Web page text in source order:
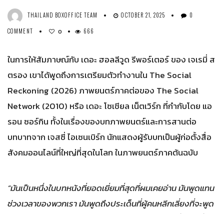
THAILAND BOXOFFICE TEAM OCTOBER 21, 2025
0
COMMENT
0 666
ในการให้สัมภาษณ์กับ เดอะ ฮอลลีวูด รีพอร์เตอร์ ของ เจเรมี่ ส
ตรอง เขาได้พูดถึงการเตรียมตัวทำงานใน The Social
Reckoning (2026) ภาพยนตร์ภาคต่อของ The Social
Network (2010) หรือ เดอะ โซเชียล เน็ตเวิร์ก ที่กำกับโดย แอ
รอน ซอร์กิน ทั้งในเรื่องของบทภาพยนตร์และการสานต่อ
บทบาทจาก เจสซี่ ไอเซนเบิร์ก นักแสดงผู้รับบทเป็นผู้ก่อตั้งสื่อ
สังคมออนไลน์ที่ใหญ่ที่สุดในโลก ในภาพยนตร์ภาคต้นฉบับ
“มันเป็นหนึ่งในบทหนังที่ยอดเยี่ยมที่สุดที่ผมเคยอ่าน มันพูดแทน
ช่วงเวลาของพวกเรา มันพูดถึงประเด็นที่ผู้คนหลีกเลี่ยงที่จะพูด